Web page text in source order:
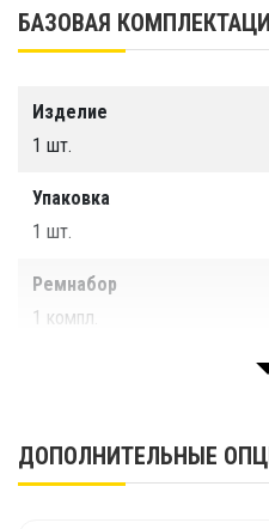
БАЗОВАЯ
Изделие
1 шт.
Упаковка
1 шт.
Ремнабор
1 компл.
ДОПОЛНИТЕЛЬНЫЕ